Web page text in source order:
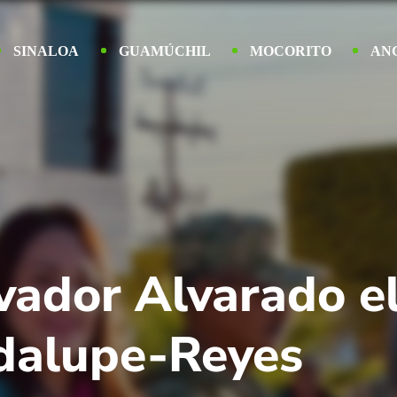
SINALOA GUAMÚCHIL MOCORITO
Alvarado
Reyes